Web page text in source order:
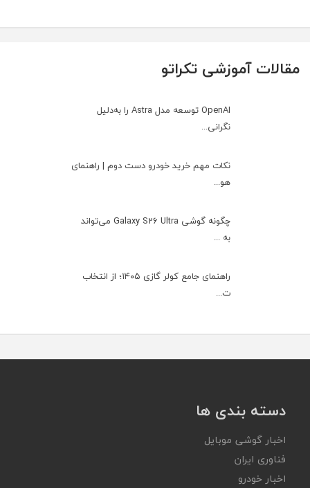
مقالات آموزشی تکراتو
OpenAI توسعه مدل Astra را به‌دلیل
نگرانی...
نکات مهم خرید خودرو دست دوم | راهنمای
هو...
چگونه گوشی Galaxy S26 Ultra می‌تواند
به ...
راهنمای جامع کولر گازی ۱۴۰۵؛ از انتخاب
ت...
دسته بندی ها
اخبار گوشی موبایل
فناوری ایران
اخبار خودرو